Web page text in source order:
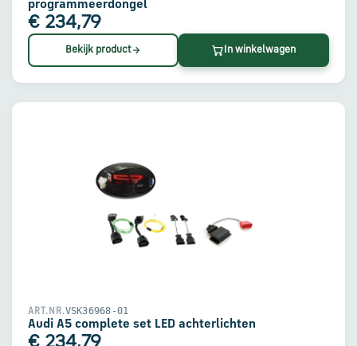
programmeerdongel
€ 234,79
Bekijk product In winkelwagen
ART.NR.VSK36968-01
Audi A5 complete set LED achterlichten